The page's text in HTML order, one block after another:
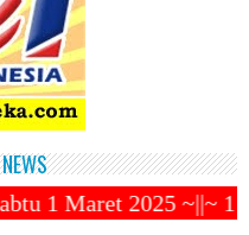
Jatuh Pada